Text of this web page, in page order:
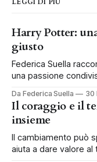
LEGGI DI PIÙ
Harry Potter:
giusto
Federica Suella
una passione
Da Federica Suella 30
Il coraggio e il
insieme
Il cambiamento può
aiuta a dare valore